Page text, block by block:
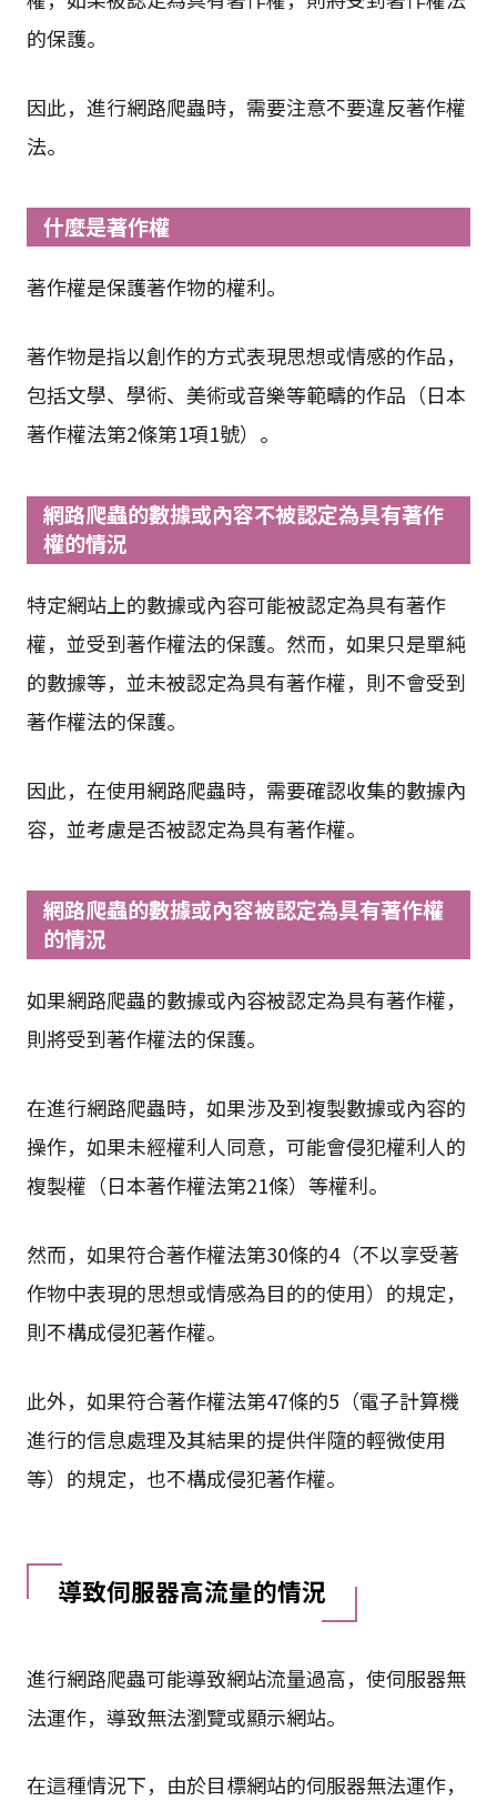
的保護。
因此，進行網路爬蟲時，需要注意不要違反著作權
法。
什麼是著作權
著作權是保護著作物的權利。
著作物是指以創作的方式表現思想或情感的作品，
包括文學、學術、美術或音樂等範疇的作品（日本
著作權法第2條第1項1號）。
網路爬蟲的數據或內容不被認定為具有著作
權的情況
特定網站上的數據或內容可能被認定為具有著作
權，並受到著作權法的保護。然而，如果只是單純
的數據等，並未被認定為具有著作權，則不會受到
著作權法的保護。
因此，在使用網路爬蟲時，需要確認收集的數據內
容，並考慮是否被認定為具有著作權。
網路爬蟲的數據或內容被認定為具有著作權
的情況
如果網路爬蟲的數據或內容被認定為具有著作權，
則將受到著作權法的保護。
在進行網路爬蟲時，如果涉及到複製數據或內容的
操作，如果未經權利人同意，可能會侵犯權利人的
複製權（日本著作權法第21條）等權利。
然而，如果符合著作權法第30條的4（不以享受著
作物中表現的思想或情感為目的的使用）的規定，
則不構成侵犯著作權。
此外，如果符合著作權法第47條的5（電子計算機
進行的信息處理及其結果的提供伴隨的輕微使用
等）的規定，也不構成侵犯著作權。
導致伺服器高流量的情況
進行網路爬蟲可能導致網站流量過高，使伺服器無
法運作，導致無法瀏覽或顯示網站。
在這種情況下，由於目標網站的伺服器無法運作，